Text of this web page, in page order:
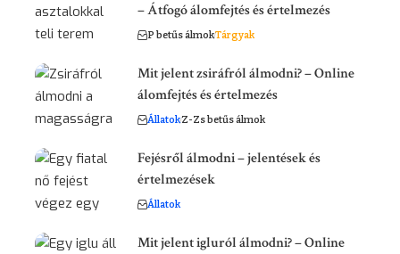
– Átfogó álomfejtés és értelmezés
P betűs álmokTárgyak
Mit jelent zsiráfról álmodni? – Online
álomfejtés és értelmezés
ÁllatokZ-Zs betűs álmok
Fejésről álmodni – jelentések és
értelmezések
Állatok
Mit jelent igluról álmodni? – Online